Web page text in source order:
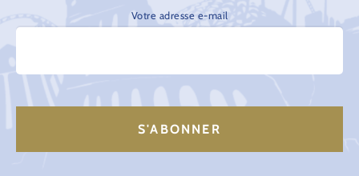
Votre adresse e-mail